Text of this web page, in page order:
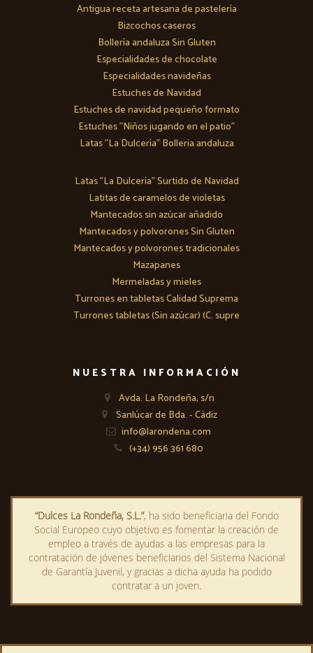
Antigua receta artesana de pastelería
Bizcochos caseros
Bollería andaluza Sin Gluten
Especialidades de chocolate
Especialidades navideñas
Estuches de Navidad
Estuches de navidad pequeño formato
Estuches "Niños jugando en el patio"
Latas "La Dulcería" Bolleria andaluza
Latas "La Dulcería" Surtido de Navidad
Latitas de caramelos de violetas
Mantecados sin azúcar añadido
Mantecados y polvorones Sin Gluten
Mantecados y polvorones tradicionales
Mazapanes
Mermeladas y mieles
Turrones en tabletas Calidad Suprema
Turrones tabletas (Sin azúcar) (C. supre
NUESTRA INFORMACIÓN
Avda. La Rondeña, s/n
Sanlúcar de Bda. - Cádiz
info@larondena.com
(+34) 956 361 680
“Dulces La Rondeña, S.L.”, ha sido beneficiaria del Fondo
Social Europeo cuyo objetivo es fomentar la creación de
empleo a través de ayudas a las empresas para la
contratación de jóvenes beneficiarios del Sistema Nacional
de Garantía Juvenil, y gracias a dicha ayuda ha podido
contratar a un joven.